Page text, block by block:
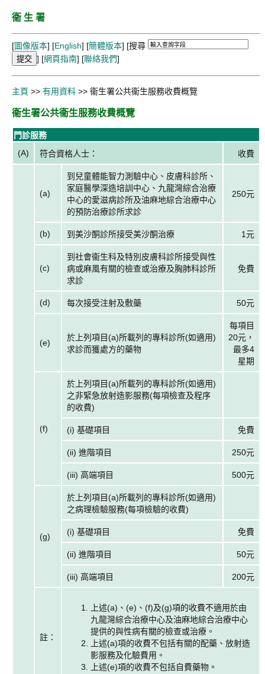
衞 生 署
[圖像版本] [English] [簡體版本] [搜尋
] [網頁指南] [聯絡我們]
主頁 >> 有用資料 >> 衞生署公共衞生服務收費概覽
衞生署公共衞生服務收費概覽
門診服務
(A)
符合資格人士： 收費
(a)
到兒童體能智力測驗中心、皮膚科診所、
家庭醫學深造培訓中心、九龍灣綜合治療
中心的愛滋病診所及油麻地綜合治療中心
的預防治療診所求診
250元
(b) 到美沙酮診所接受美沙酮治療 1元
(c)
到社會衞生科及特別皮膚科診所接受與性
病或麻風有關的檢查或治療及胸肺科診所
求診
免費
(d) 每次接受注射及敷藥 50元
(e)
於上列項目(a)所載列的專科診所(如適用)
求診而獲處方的藥物
每項目
20元，
最多4
星期
(f)
於上列項目(a)所載列的專科診所(如適用)
之非緊急放射造影服務(每項檢查及程序
的收費)
(i) 基礎項目 免費
(ii) 進階項目 250元
(iii) 高端項目 500元
(g)
於上列項目(a)所載列的專科診所(如適用)
之病理檢驗服務(每項檢驗的收費)
(i) 基礎項目 免費
(ii) 進階項目 50元
(iii) 高端項目 200元
註：
上述(a)、(e)、(f)及(g)項的收費不適用於由
九龍灣綜合治療中心及油麻地綜合治療中心
提供的與性病有關的檢查或治療。
上述(a)項的收費不包括有關的配藥、放射造
影服務及化驗費用。
上述(e)項的收費不包括自費藥物。